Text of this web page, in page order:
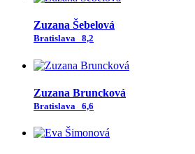
Zuzana Šebelová
Bratislava 8,2
Zuzana Bruncková
Bratislava 6,6